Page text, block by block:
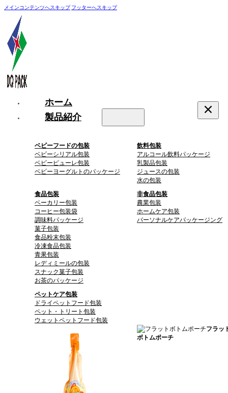
メインコンテンツへスキップ フッターへスキップ
ホーム
製品紹介
ベビーフードの包装
ベビーシリアル包装
ベビーピューレ包装
ベビーヨーグルトのパッケージ
飲料包装
アルコール飲料パッケージ
乳製品包装
ジュースの包装
水の包装
食品包装
ベーカリー包装
コーヒー包装袋
調味料パッケージ
菓子包装
食品粉末包装
冷凍食品包装
青果包装
レディミールの包装
スナック菓子包装
お茶のパッケージ
非食品包装
農業包装
ホームケア包装
パーソナルケアパッケージング
ペットケア包装
ドライペットフード包装
ペット・トリート包装
ウェットペットフード包装
フラッ
ボトムポーチ